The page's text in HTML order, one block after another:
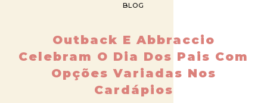
BLOG
Outback E Abbraccio
Celebram O Dia Dos Pais Com
Opções Variadas Nos
Cardápios